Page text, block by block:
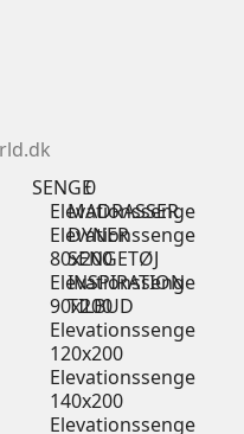
SENGE
Elevationssenge
Elevationssenge
80x200
Elevationssenge
90x200
Elevationssenge
120x200
Elevationssenge
140x200
Elevationssenge
MADRASSER
DYNER
SENGETØJ
INSPIRATION
TILBUD
0